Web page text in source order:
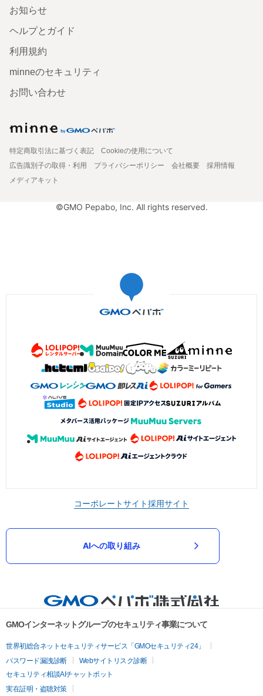
お知らせ
ヘルプとガイド
利用規約
minneのセキュリティ
お問い合わせ
特定商取引法に基づく表記
Cookieの使用について
広告識別子の取得・利用
プライバシーポリシー 会社概要
採用情報
メディアキット
©GMO Pepabo, Inc. All rights reserved.
コーポレートサイト採用サイト
AIへの取り組み
GMOインターネットグループのセキュリティ事業について
世界初総合ネットセキュリティサービス「GMOセキュリティ24」
パスワード漏洩診断
Webサイトリスク診断
セキュリティ相談AIチャットボット
実在証明・盗聴対策